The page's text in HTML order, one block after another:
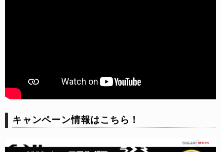
キャンペーン情報はこちら！